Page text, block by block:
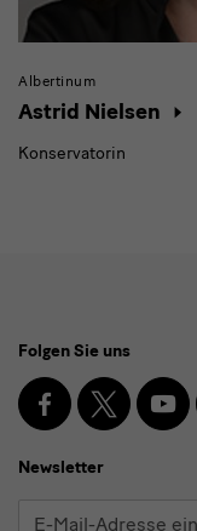
Albertinum
Astrid Nielsen
Konservatorin
Media
und
Newsletter
Folgen Sie uns
Facebook
X
Newsletter